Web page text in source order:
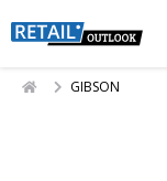
GIBSON